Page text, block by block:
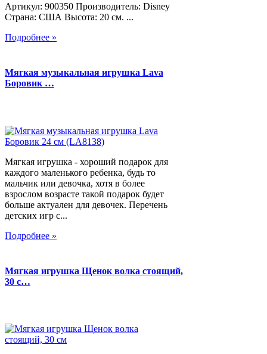
Артикул: 900350 Производитель: Disney
Страна: США Высота: 20 см. ...
Подробнее »
Мягкая музыкальная игрушка Lava
Боровик …
Мягкая игрушка - хороший подарок для
каждого маленького ребенка, будь то
мальчик или девочка, хотя в более
взрослом возрасте такой подарок будет
больше актуален для девочек. Перечень
детских игр с...
Подробнее »
Мягкая игрушка Щенок волка стоящий,
30 с…